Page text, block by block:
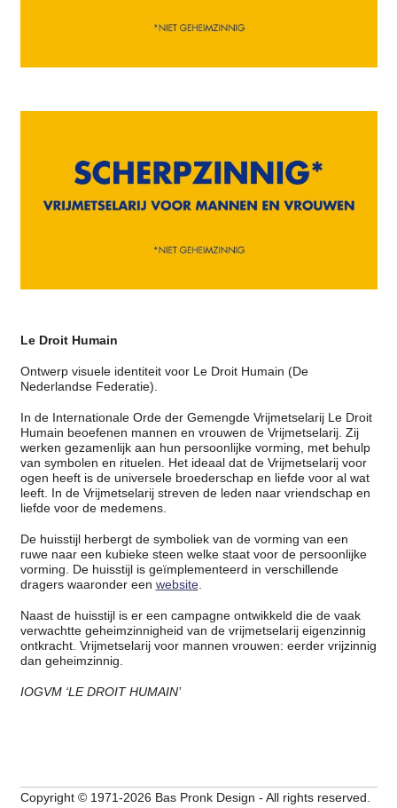
Le Droit Humain
Ontwerp visuele identiteit voor Le Droit Humain (De
Nederlandse Federatie).
In de Internationale Orde der Gemengde Vrijmetselarij Le Droit
Humain beoefenen mannen en vrouwen de Vrijmetselarij. Zij
werken gezamenlijk aan hun persoonlijke vorming, met behulp
van symbolen en rituelen. Het ideaal dat de Vrijmetselarij voor
ogen heeft is de universele broederschap en liefde voor al wat
leeft. In de Vrijmetselarij streven de leden naar vriendschap en
liefde voor de medemens.
De huisstijl herbergt de symboliek van de vorming van een
ruwe naar een kubieke steen welke staat voor de persoonlijke
vorming. De huisstijl is geïmplementeerd in verschillende
dragers waaronder een website.
Naast de huisstijl is er een campagne ontwikkeld die de vaak
verwachtte geheimzinnigheid van de vrijmetselarij eigenzinnig
ontkracht. Vrijmetselarij voor mannen vrouwen: eerder vrijzinnig
dan geheimzinnig.
IOGVM ‘LE DROIT HUMAIN’
Copyright © 1971-2026 Bas Pronk Design - All rights reserved.